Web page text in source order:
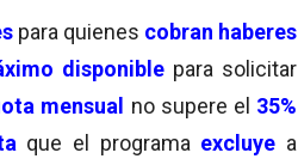
para quienes cobran haberes
disponible para solicitar
mensual no supere el 35%
que el programa excluye a